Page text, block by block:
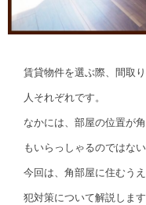
賃貸物件を選ぶ際、間取
人それぞれです。
なかには、部屋の位置が
もいらっしゃるのではない
今回は、角部屋に住むう
犯対策について解説します